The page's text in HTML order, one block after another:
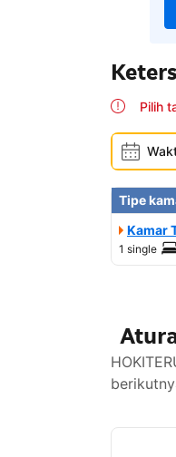
Pilih
Tipe
Kamar
1 single
Lihat